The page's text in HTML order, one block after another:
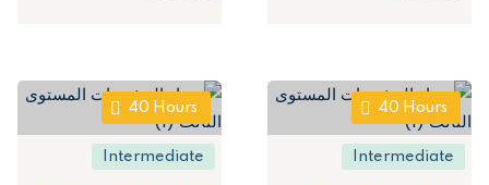
40 Hours
Intermediate
40 Hours
Intermediate